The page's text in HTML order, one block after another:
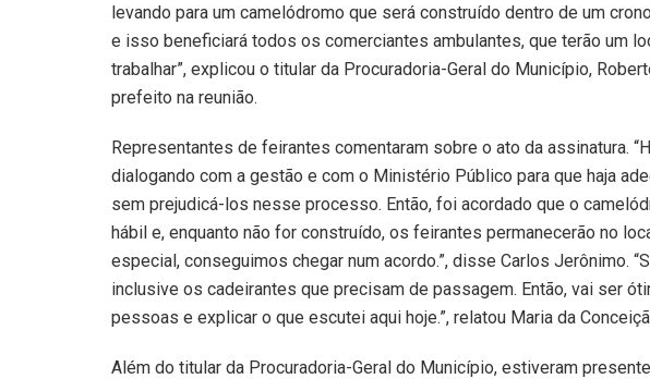
levando para um camelódromo que será construído dentro de um
e isso beneficiará todos os comerciantes ambulantes, que terão um
trabalhar”, explicou o titular da Procuradoria-Geral do Município,
prefeito na reunião.
Representantes de feirantes comentaram sobre o ato da assinatura.
dialogando com a gestão e com o Ministério Público para que haja
sem prejudicá-los nesse processo. Então, foi acordado que o
hábil e, enquanto não for construído, os feirantes permanecerão no
especial, conseguimos chegar num acordo.”, disse Carlos Jerônimo.
inclusive os cadeirantes que precisam de passagem. Então, vai ser
pessoas e explicar o que escutei aqui hoje.”, relatou Maria da
Além do titular da Procuradoria-Geral do Município, estiveram